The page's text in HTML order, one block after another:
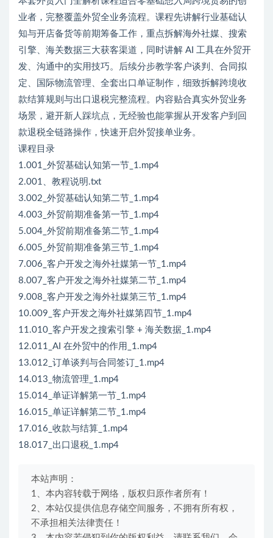
业者，完整覆盖外贸全业务流程。课程先讲解行业基础认
知与开店备货等前期筹备工作，重点拆解海外社媒、搜索
引擎、海关数据三大获客渠道，同时讲解 AI 工具在外贸开
发、沟通中的实用技巧。后续分步教学客户谈判、合同拟
定、国际物流管理、全套出口单证制作，细致拆解跨境收
款结算规则与出口退税完整流程。内容贴合真实外贸业务
场景，避开新人踩坑点，无经验也能掌握从开发客户到回
款退税全链路操作，快速开启外贸接单业务。
课程目录
1.001_外贸基础认知第一节_1.mp4
2.001、教程说明.txt
3.002_外贸基础认知第二节_1.mp4
4.003_外贸前期准备第一节_1.mp4
5.004_外贸前期准备第二节_1.mp4
6.005_外贸前期准备第三节_1.mp4
7.006_客户开发之海外社媒第一节_1.mp4
8.007_客户开发之海外社媒第二节_1.mp4
9.008_客户开发之海外社媒第三节_1.mp4
10.009_客户开发之海外社媒第四节_1.mp4
11.010_客户开发之搜索引擎 + 海关数据_1.mp4
12.011_AI 在外贸中的作用_1.mp4
13.012_订单谈判与合同签订_1.mp4
14.013_物流管理_1.mp4
15.014_单证详解第一节_1.mp4
16.015_单证详解第二节_1.mp4
17.016_收款与结算_1.mp4
18.017_出口退税_1.mp4
本站声明：
1、本内容转载于网络，版权归原作者所有！
2、本站仅提供信息存储空间服务，不拥有所有权，
不承担相关法律责任！